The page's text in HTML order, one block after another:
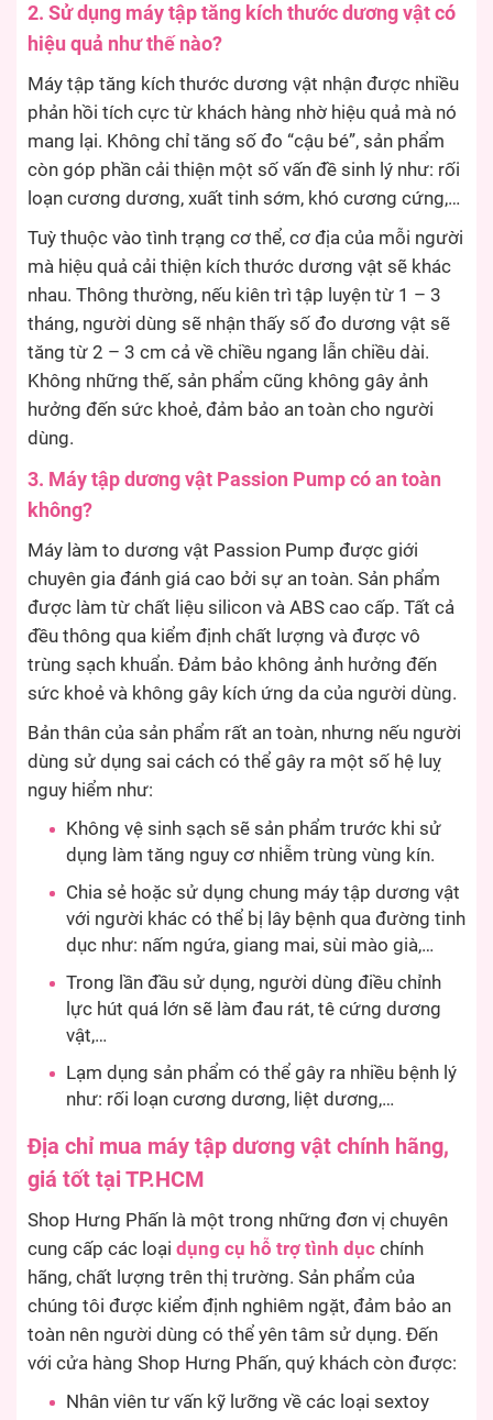
2. Sử dụng máy tập tăng kích thước dương vật có
hiệu quả như thế nào?
Máy tập tăng kích thước dương vật nhận được nhiều
phản hồi tích cực từ khách hàng nhờ hiệu quả mà nó
mang lại. Không chỉ tăng số đo “cậu bé”, sản phẩm
còn góp phần cải thiện một số vấn đề sinh lý như: rối
loạn cương dương, xuất tinh sớm, khó cương cứng,…
Tuỳ thuộc vào tình trạng cơ thể, cơ địa của mỗi người
mà hiệu quả cải thiện kích thước dương vật sẽ khác
nhau. Thông thường, nếu kiên trì tập luyện từ 1 – 3
tháng, người dùng sẽ nhận thấy số đo dương vật sẽ
tăng từ 2 – 3 cm cả về chiều ngang lẫn chiều dài.
Không những thế, sản phẩm cũng không gây ảnh
hưởng đến sức khoẻ, đảm bảo an toàn cho người
dùng.
3. Máy tập dương vật Passion Pump có an toàn
không?
Máy làm to dương vật Passion Pump được giới
chuyên gia đánh giá cao bởi sự an toàn. Sản phẩm
được làm từ chất liệu silicon và ABS cao cấp. Tất cả
đều thông qua kiểm định chất lượng và được vô
trùng sạch khuẩn. Đảm bảo không ảnh hưởng đến
sức khoẻ và không gây kích ứng da của người dùng.
Bản thân của sản phẩm rất an toàn, nhưng nếu người
dùng sử dụng sai cách có thể gây ra một số hệ luỵ
nguy hiểm như:
Không vệ sinh sạch sẽ sản phẩm trước khi sử
dụng làm tăng nguy cơ nhiễm trùng vùng kín.
Chia sẻ hoặc sử dụng chung máy tập dương vật
với người khác có thể bị lây bệnh qua đường tinh
dục như: nấm ngứa, giang mai, sùi mào già,…
Trong lần đầu sử dụng, người dùng điều chỉnh
lực hút quá lớn sẽ làm đau rát, tê cứng dương
vật,…
Lạm dụng sản phẩm có thể gây ra nhiều bệnh lý
như: rối loạn cương dương, liệt dương,…
Địa chỉ mua máy tập dương vật chính hãng,
giá tốt tại TP.HCM
Shop Hưng Phấn là một trong những đơn vị chuyên
cung cấp các loại dụng cụ hỗ trợ tình dục chính
hãng, chất lượng trên thị trường. Sản phẩm của
chúng tôi được kiểm định nghiêm ngặt, đảm bảo an
toàn nên người dùng có thể yên tâm sử dụng. Đến
với cửa hàng Shop Hưng Phấn, quý khách còn được:
Nhân viên tư vấn kỹ lưỡng về các loại sextoy